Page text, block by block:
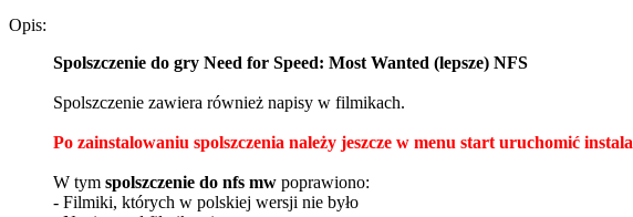
Opis:
Spolszczenie do gry Need for Speed: Most Wanted (lepsze) NFS
Spolszczenie zawiera również napisy w filmikach.
Po zainstalowaniu spolszczenia należy jeszcze w menu start uruchomić
W tym spolszczenie do nfs mw poprawiono:
- Filmiki, których w polskiej wersji nie było